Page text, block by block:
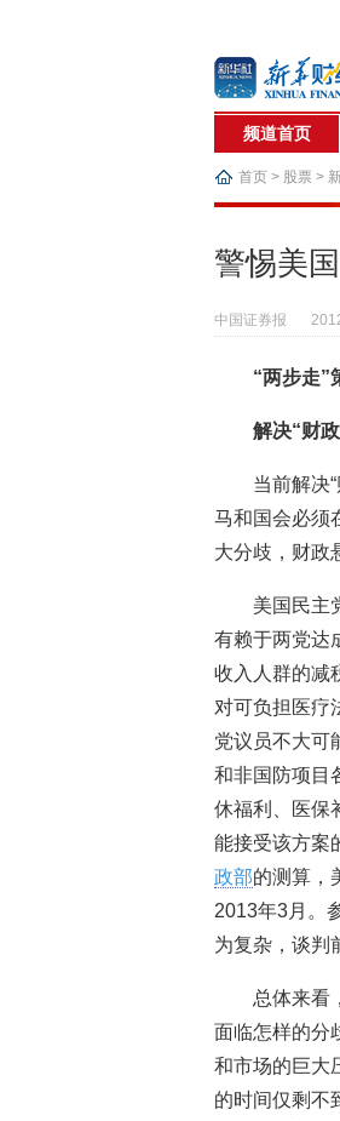
频道首页
首页 > 股票 >
警惕美
中国证券报
“两步走”
解决“财
当前解决
马和国会必须
大分歧，财政
美国民主
有赖于两党达
收入人群的减
对可负担医疗
党议员不大可
和非国防项目
休福利、医保
能接受该方案
政部的测算，
2013年3月。
为复杂，谈判
总体来看
面临怎样的分
和市场的巨大
的时间仅剩不